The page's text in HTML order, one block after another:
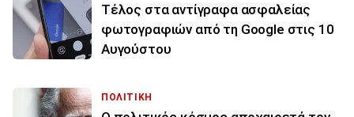
Τέλος στα αντίγραφα ασφαλείας
φωτογραφιών από τη Google στις 10
Αυγούστου
ΠΟΛΙΤΙΚΗ